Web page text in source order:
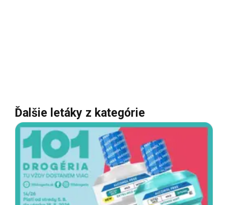
Ďalšie letáky z kategórie